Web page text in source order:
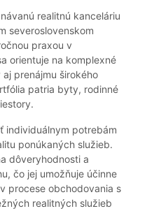
realitnú kanceláriu
severoslovenskom
praxou v
orientuje na komplexné
prenájmu širokého
patria byty, rodinné
individuálnym potrebám
ponúkaných služieb.
dôveryhodnosti a
čo jej umožňuje účinne
procese obchodovania s
realitných služieb